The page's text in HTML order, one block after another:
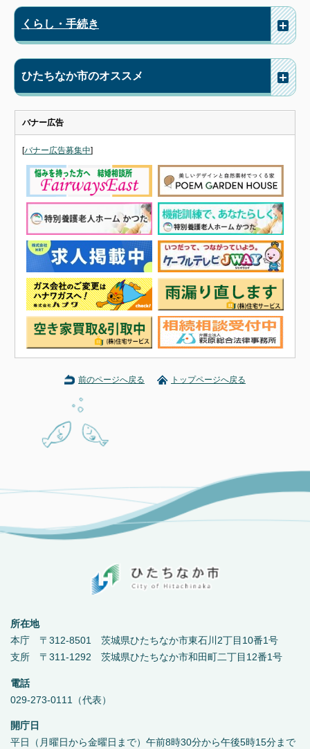
くらし・手続き
ひたちなか市のオススメ
バナー広告
[バナー広告募集中]
前のページへ戻る トップページへ戻る
所在地
本庁 〒312-8501 茨城県ひたちなか市東石川2丁目10番1号
支所 〒311-1292 茨城県ひたちなか市和田町二丁目12番1号
電話
029-273-0111（代表）
開庁日
平日（月曜日から金曜日まで）午前8時30分から午後5時15分まで